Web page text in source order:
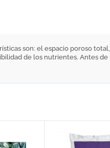
son: el espacio poroso
de los nutrientes. Antes